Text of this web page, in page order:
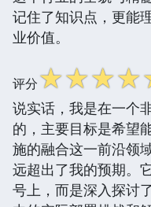
记住了知识点，更能
业价值。
评分☆☆☆☆
说实话，我是在一个
的，主要目标是希望
施的融合这一前沿领
远超出了我的预期。
号上，而是深入探讨